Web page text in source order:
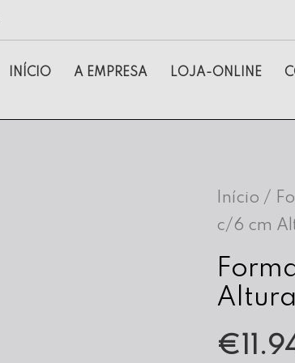
INÍCIO A EMPRESA LOJA-ONLINE
Início /
c/6 cm
Altura
€